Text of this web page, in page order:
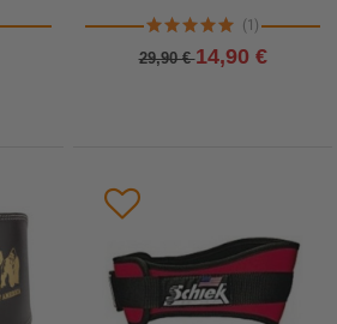
(1)
29,90 €14,90 €